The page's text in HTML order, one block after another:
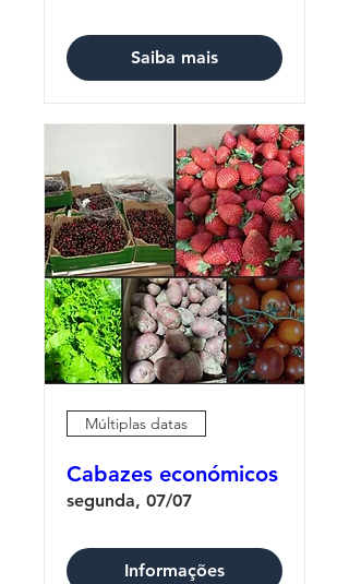
Saiba mais
Múltiplas datas
Cabazes económicos
segunda, 07/07
Informações